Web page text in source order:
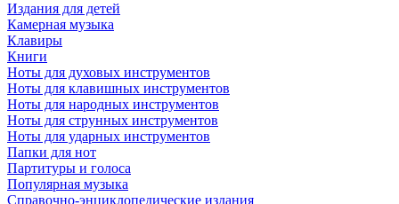
Издания для детей
Камерная музыка
Клавиры
Книги
Ноты для духовых инструментов
Ноты для клавишных инструментов
Ноты для народных инструментов
Ноты для струнных инструментов
Ноты для ударных инструментов
Папки для нот
Партитуры и голоса
Популярная музыка
Справочно-энциклопедические издания